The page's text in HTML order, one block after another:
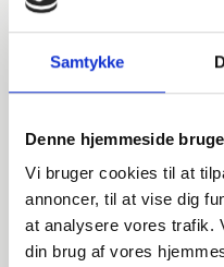
Samtykke
Denne hjemmeside
Vi bruger cookies til at
annoncer, til at vise dig
at analysere vores trafik.
din brug af vores